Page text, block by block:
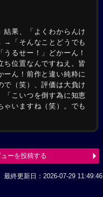
結果、「よくわからんけ
→「そんなことどうでも
るせー！」どかーん！
ち位置なんですねえ。皆
ーん！前作と違い純粋に
で（笑）、評価は大負け
「こいつを倒す為に知恵
ゃいますね（笑）。でも
ューを投稿する
最終更新日：2026-07-29 11:49:46